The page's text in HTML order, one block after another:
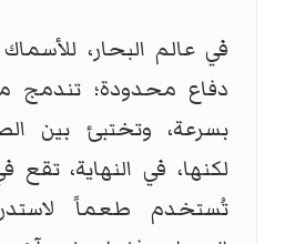
في عالم البحار،
دفاع محدودة؛ تندمج مع
بسرعة، وتختبئ بين
لكنها، في النهاية، تقع
تُستخدم طعماً